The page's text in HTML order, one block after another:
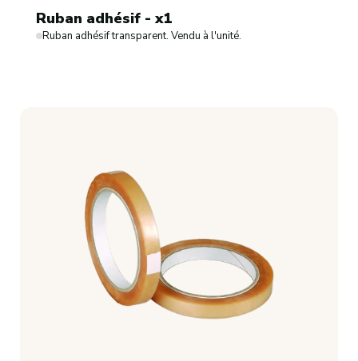
Ruban adhésif - x1
Ruban adhésif transparent. Vendu à l'unité.